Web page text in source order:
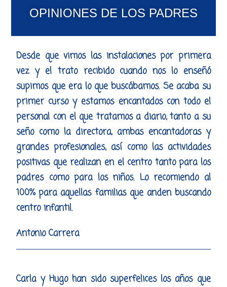
OPINIONES DE LOS PADRES
Desde que vimos las instalaciones por primera
vez y el trato recibido cuando nos lo enseñó
supimos que era lo que buscábamos. Se acaba su
primer curso y estamos encantados con todo el
personal con el que tratamos a diario, tanto a su
seño como la directora, ambas encantadoras y
grandes profesionales, así como las actividades
positivas que realizan en el centro tanto para los
padres como para los niños. Lo recomiendo al
100% para aquellas familias que anden buscando
centro infantil.
Antonio Carrera
Carla y Hugo han sido superfelices los años que